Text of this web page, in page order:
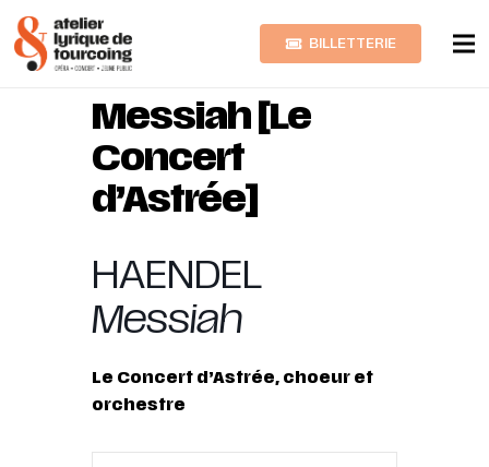
BILLETTERIE
HAENDEL
Messiah [Le
Concert
d’Astrée]
HAENDEL
Messiah
Le Concert d’Astrée, choeur et
orchestre